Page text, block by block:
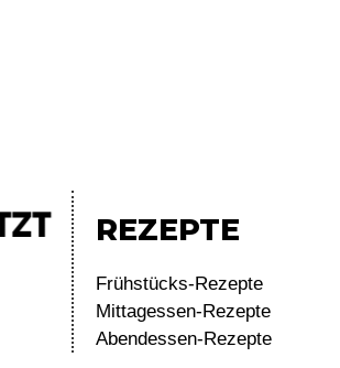
REZEPTE
Frühstücks-Rezepte
Mittagessen-Rezepte
Abendessen-Rezepte